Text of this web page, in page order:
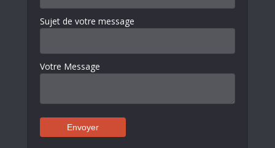
Sujet de votre message
Votre Message